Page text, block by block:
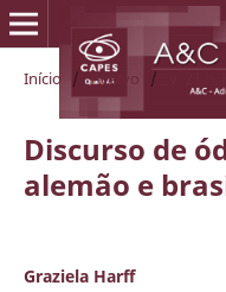
Início / Acervo /
Discurso de
alemão e
Graziela Harff